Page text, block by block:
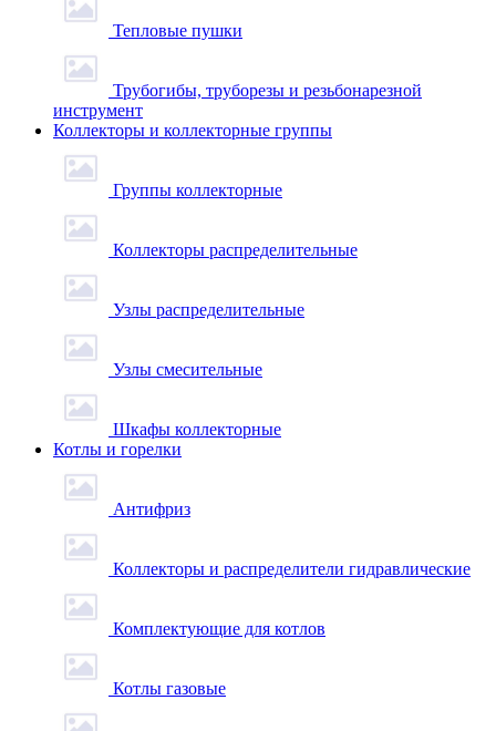
Тепловые пушки
Трубогибы, труборезы и резьбонарезной
инструмент
Коллекторы и коллекторные группы
Группы коллекторные
Коллекторы распределительные
Узлы распределительные
Узлы смесительные
Шкафы коллекторные
Котлы и горелки
Антифриз
Коллекторы и распределители гидравлические
Комплектующие для котлов
Котлы газовые